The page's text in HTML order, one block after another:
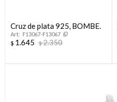
Cruz de plata 925, BOMBE.
F13067-F13067
$ 1.645 $2.350